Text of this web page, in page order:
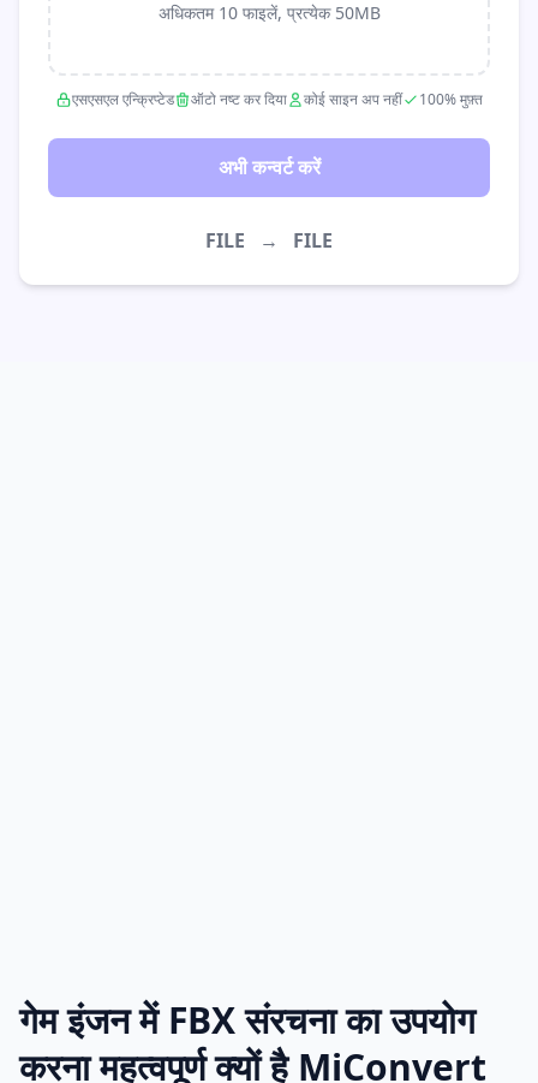
अधिकतम 10 फाइलें, प्रत्येक 50MB
एसएसएल एन्क्रिप्टेड ऑटो नष्ट कर दिया कोई साइन अप नहीं 100% मुफ़्त
अभी कन्वर्ट करें
FILE → FILE
गेम इंजन में FBX संरचना का उपयोग
करना महत्वपूर्ण क्यों है MiConvert